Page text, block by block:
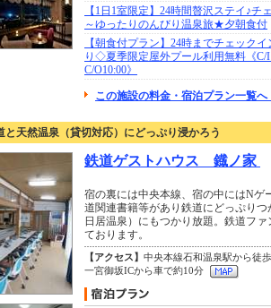
【1日1室限定】24時間贅沢ステイ♪チ
～ゆったりのんびり温泉旅★夕朝食付
【朝食付プラン】24時までチェック
り◇夏季限定屋外プール利用無料《C/
C/O10:00》
この施設の料金・宿泊プラン一覧
と天然温泉（貸切対応）にどっぷり浸かろう
鉄道ゲストハウス 鐡ノ家
宿の裏には中央本線、宿の中にはNゲ
道関連書籍等があり鉄道にどっぷり
日居温泉）にもつかり放題。鉄道フ
ております。
【アクセス】 中央本線石和温泉駅から徒
一宮御坂ICから車で約10分